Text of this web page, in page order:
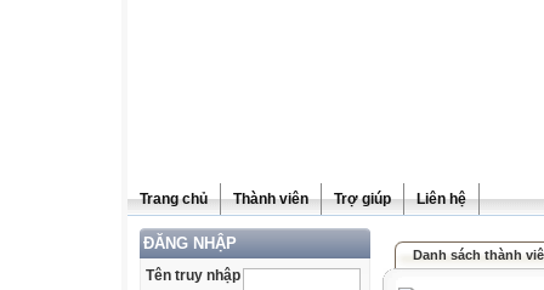
Trang chủ Thành viên Trợ giúp Liên hệ
ĐĂNG NHẬP
Tên truy nhập
Danh sách thành